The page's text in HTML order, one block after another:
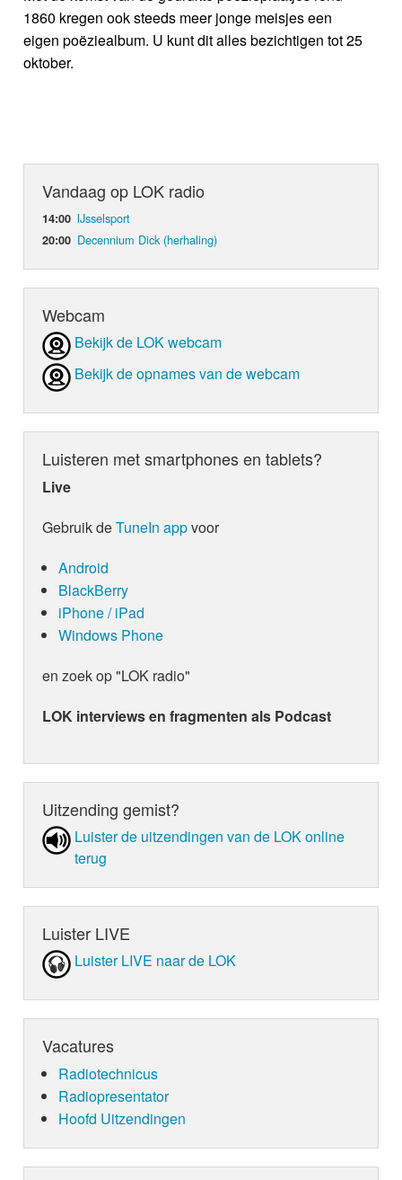
1860 kregen ook steeds meer jonge meisjes een
eigen poëziealbum. U kunt dit alles bezichtigen tot 25
oktober.
Vandaag op LOK radio
14:00 IJsselsport
20:00 Decennium Dick (herhaling)
Webcam
Bekijk de LOK webcam
Bekijk de opnames van de webcam
Luisteren met smartphones en tablets?
Live
Gebruik deTuneIn appvoor
Android
BlackBerry
iPhone / iPad
Windows Phone
en zoek op "LOK radio"
LOK interviews en fragmenten als Podcast
Uitzending gemist?
Luister de uit­zen­din­gen van de LOK online
terug
Luister LIVE
Luister LIVE naar de LOK
Vacatures
Radiotechnicus
Radiopresentator
Hoofd Uitzendingen